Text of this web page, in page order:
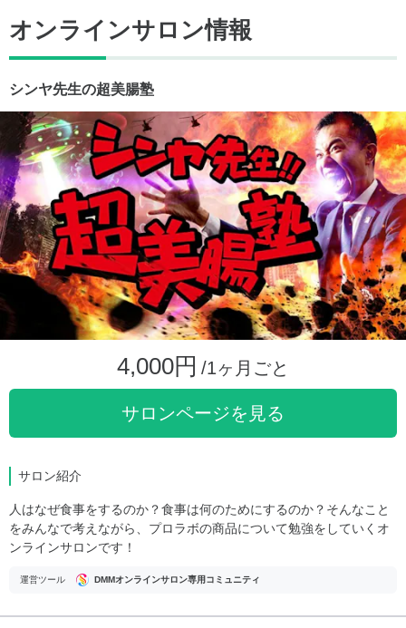
オンラインサロン情報
シンヤ先生の超美腸塾
4,000円 /1ヶ月ごと
サロンページを見る
サロン紹介
人はなぜ食事をするのか？食事は何のためにするのか？そんなこと
をみんなで考えながら、プロラボの商品について勉強をしていくオ
ンラインサロンです！
運営ツール DMMオンラインサロン専用コミュニティ